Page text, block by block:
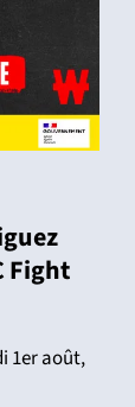
Fight
1er août,